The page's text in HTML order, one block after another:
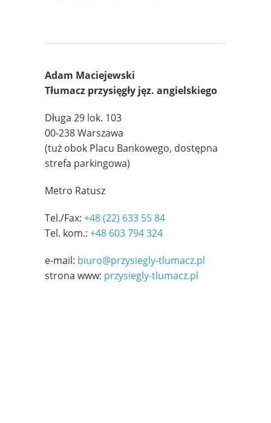
Adam Maciejewski
Tłumacz przysięgły jęz. angielskiego
Długa 29 lok. 103
00-238 Warszawa
(tuż obok Placu Bankowego, dostępna
strefa parkingowa)
Metro Ratusz
Tel./Fax: +48 (22) 633 55 84
Tel. kom.: +48 603 794 324
e-mail: biuro@przysiegly-tlumacz.pl
strona www: przysiegly-tlumacz.pl